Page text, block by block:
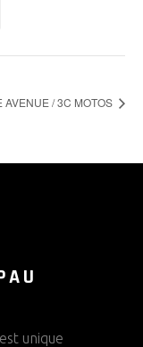
AVENUE / 3C MOTOS
unique